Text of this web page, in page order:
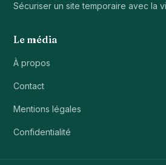
Sécuriser un site temporaire avec la
Le média
À propos
Contact
Mentions légales
Confidentialité